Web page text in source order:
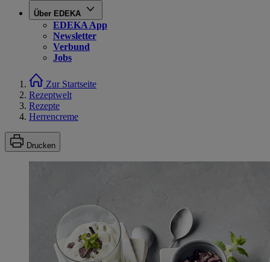
Über EDEKA
EDEKA App
Newsletter
Verbund
Jobs
Zur Startseite
Rezeptwelt
Rezepte
Herrencreme
Drucken